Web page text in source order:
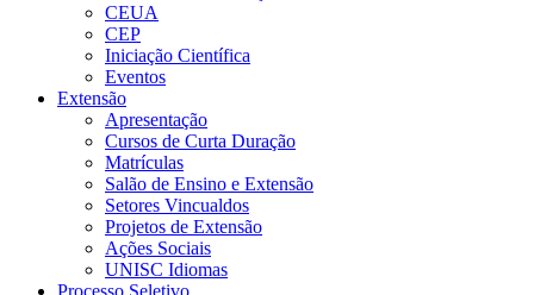
CEUA
CEP
Iniciação Científica
Eventos
Extensão
Apresentação
Cursos de Curta Duração
Matrículas
Salão de Ensino e Extensão
Setores Vincualdos
Projetos de Extensão
Ações Sociais
UNISC Idiomas
Processo Seletivo